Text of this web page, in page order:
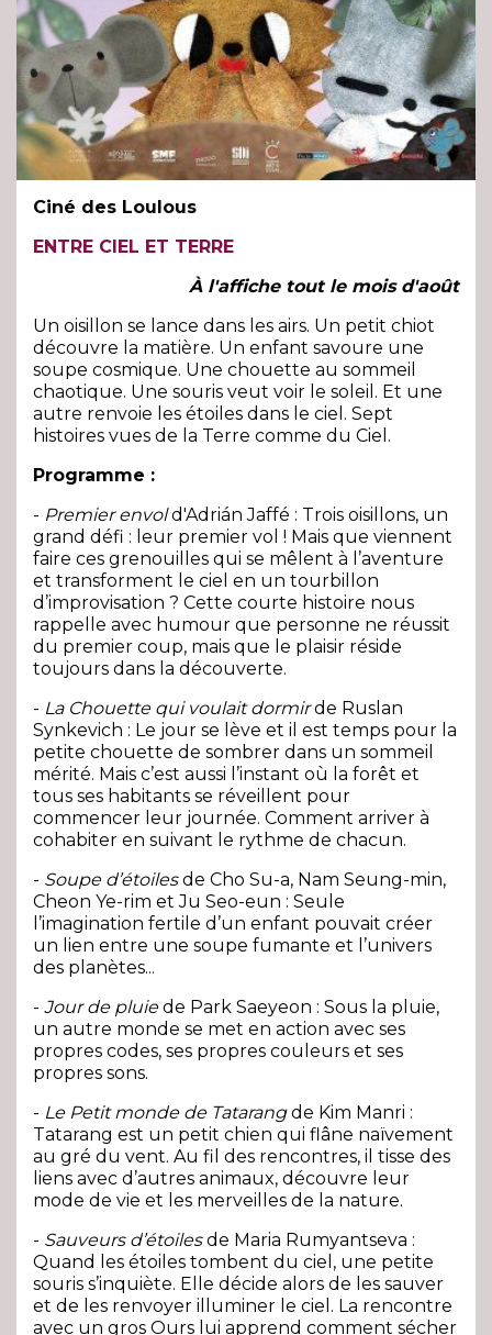
Ciné des Loulous
ENTRE CIEL ET TERRE
À l'affiche tout le mois d'août
Un oisillon se lance dans les airs. Un petit chiot
découvre la matière. Un enfant savoure une
soupe cosmique. Une chouette au sommeil
chaotique. Une souris veut voir le soleil. Et une
autre renvoie les étoiles dans le ciel. Sept
histoires vues de la Terre comme du Ciel.
Programme :
- Premier envold'Adrián Jaffé : Trois oisillons, un
grand défi : leur premier vol ! Mais que viennent
faire ces grenouilles qui se mêlent à l’aventure
et transforment le ciel en un tourbillon
d’improvisation ? Cette courte histoire nous
rappelle avec humour que personne ne réussit
du premier coup, mais que le plaisir réside
toujours dans la découverte.
- La Chouette qui voulait dormirde Ruslan
Synkevich : Le jour se lève et il est temps pour la
petite chouette de sombrer dans un sommeil
mérité. Mais c’est aussi l’instant où la forêt et
tous ses habitants se réveillent pour
commencer leur journée. Comment arriver à
cohabiter en suivant le rythme de chacun.
- Soupe d’étoilesde Cho Su-a, Nam Seung-min,
Cheon Ye-rim et Ju Seo-eun : Seule
l’imagination fertile d’un enfant pouvait créer
un lien entre une soupe fumante et l’univers
des planètes...
- Jour de pluiede Park Saeyeon : Sous la pluie,
un autre monde se met en action avec ses
propres codes, ses propres couleurs et ses
propres sons.
- Le Petit monde de Tatarangde Kim Manri :
Tatarang est un petit chien qui flâne naïvement
au gré du vent. Au fil des rencontres, il tisse des
liens avec d’autres animaux, découvre leur
mode de vie et les merveilles de la nature.
- Sauveurs d’étoilesde Maria Rumyantseva :
Quand les étoiles tombent du ciel, une petite
souris s’inquiète. Elle décide alors de les sauver
et de les renvoyer illuminer le ciel. La rencontre
avec un gros Ours lui apprend comment sécher